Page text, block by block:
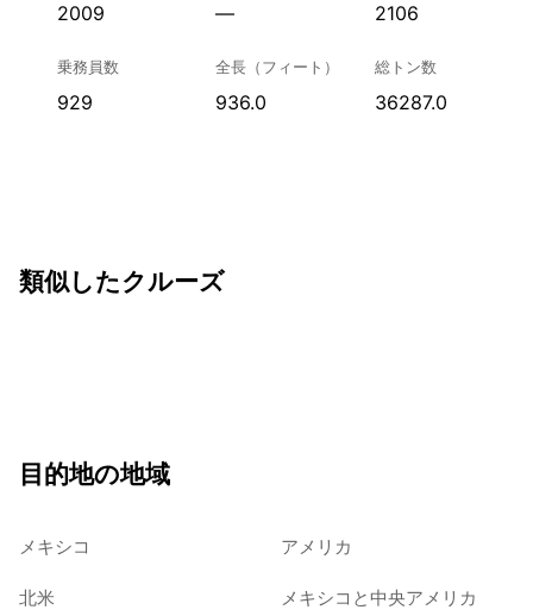
2009 — 2106
乗務員数
929
全長（フィート）
936.0
総トン数
36287.0
類似したクルーズ
目的地の地域
メキシコ アメリカ
北米 メキシコと中央アメリカ